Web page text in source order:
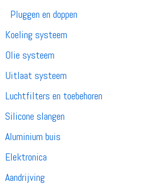
Pluggen en doppen
Koeling systeem
Olie systeem
Uitlaat systeem
Luchtfilters en toebehoren
Silicone slangen
Aluminium buis
Elektronica
Aandrijving